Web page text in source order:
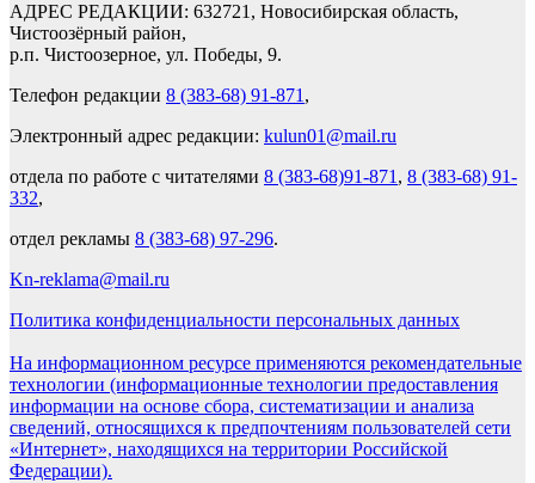
АДРЕС РЕДАКЦИИ: 632721, Новосибирская область,
Чистоозёрный район,
р.п. Чистоозерное, ул. Победы, 9.
Телефон редакции 8 (383-68) 91-871 ,
Электронный адрес редакции: kulun01@mail.ru
отдела по работе с читателями 8 (383-68)91-871 , 8 (383-68) 91-
332,
отдел рекламы 8 (383-68) 97-296.
Kn-reklama@mail.ru
Политика конфиденциальности персональных данных
На информационном ресурсе применяются рекомендательные
технологии (информационные технологии предоставления
информации на основе сбора, систематизации и анализа
сведений, относящихся к предпочтениям пользователей сети
«Интернет», находящихся на территории Российской
Федерации).